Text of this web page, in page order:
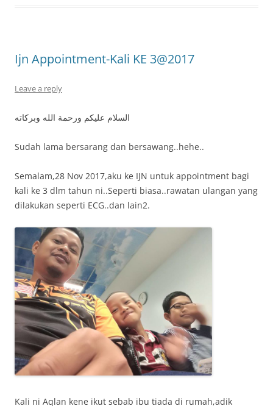
Ijn Appointment-Kali KE 3@2017
Leave a reply
السلام عليكم ورحمة الله وبركاته
Sudah lama bersarang dan bersawang..hehe..
Semalam,28 Nov 2017,aku ke IJN untuk appointment bagi
kali ke 3 dlm tahun ni..Seperti biasa..rawatan ulangan yang
dilakukan seperti ECG..dan lain2.
Kali ni Aqlan kene ikut sebab ibu tiada di rumah,adik